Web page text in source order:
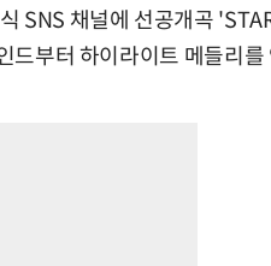
SNS 채널에 선공개곡
부터 하이라이트 메들리를